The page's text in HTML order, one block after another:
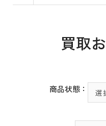
買取
商品状態：